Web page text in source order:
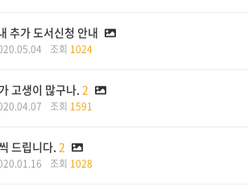
추가 도서신청 안내
조회 1024
고생이 많구나. 2
조회 1591
드립니다. 2
조회 1028